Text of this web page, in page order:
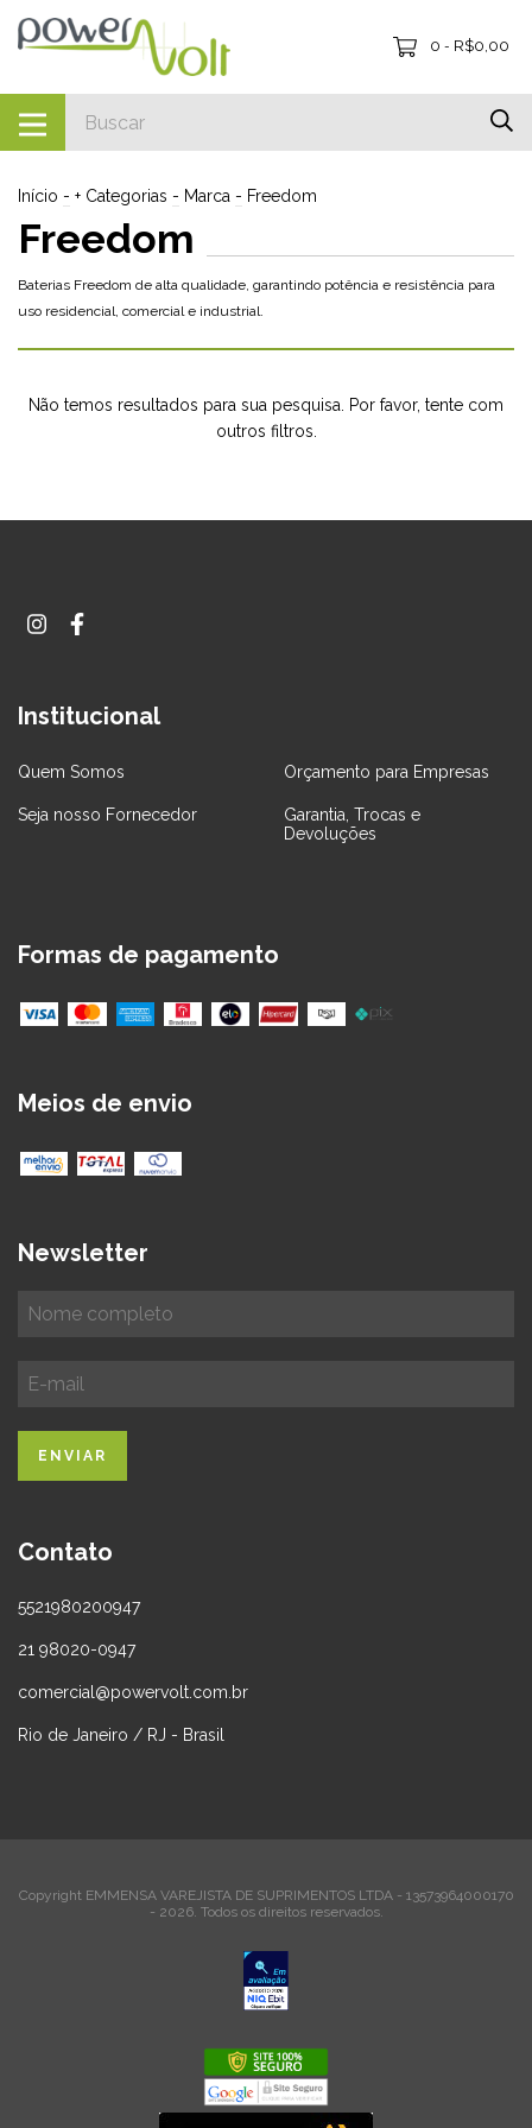
0 - R$0,00
Início - + Categorias - Marca - Freedom
Freedom
Baterias Freedom de alta qualidade, garantindo potência e resistência para
uso residencial, comercial e industrial.
Não temos resultados para sua pesquisa. Por favor, tente com
outros filtros.
Institucional
Quem Somos Orçamento para Empresas
Seja nosso Fornecedor
Garantia, Trocas e
Devoluções
Formas de pagamento
Meios de envio
Newsletter
Contato
5521980200947
21 98020-0947
comercial@powervolt.com.br
Rio de Janeiro / RJ - Brasil
Copyright EMMENSA VAREJISTA DE SUPRIMENTOS LTDA - 13573964000170
- 2026. Todos os direitos reservados.